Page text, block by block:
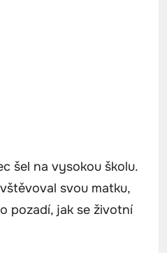
šel na vysokou školu.
svou matku,
pozadí, jak se životní